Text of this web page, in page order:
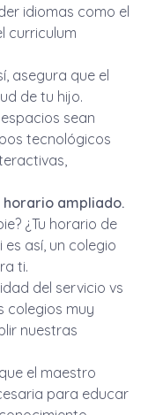
idiomas como el
curriculum
asegura que el
de tu hijo.
sean
tecnológicos
ampliado.
¿Tu horario de
así, un colegio
ti.
del servicio vs
colegios muy
nuestras
el maestro
para educar